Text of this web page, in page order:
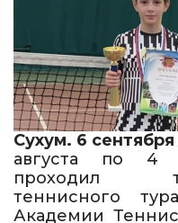
Сухум. 6
августа по 4
проходил
теннисного
Академии